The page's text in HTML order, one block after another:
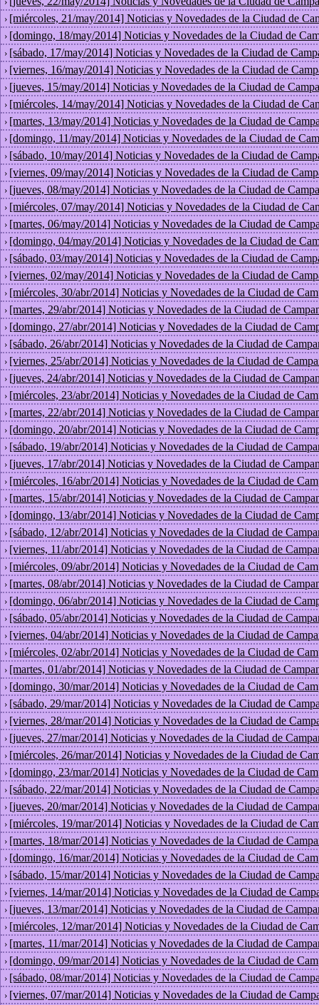
› [miércoles, 21/may/2014] Noticias y Novedades de la Ciudad de
› [domingo, 18/may/2014] Noticias y Novedades de la Ciudad de
› [sábado, 17/may/2014] Noticias y Novedades de la Ciudad de
› [viernes, 16/may/2014] Noticias y Novedades de la Ciudad de
› [jueves, 15/may/2014] Noticias y Novedades de la Ciudad de
› [miércoles, 14/may/2014] Noticias y Novedades de la Ciudad de
› [martes, 13/may/2014] Noticias y Novedades de la Ciudad de
› [domingo, 11/may/2014] Noticias y Novedades de la Ciudad de
› [sábado, 10/may/2014] Noticias y Novedades de la Ciudad de
› [viernes, 09/may/2014] Noticias y Novedades de la Ciudad de
› [jueves, 08/may/2014] Noticias y Novedades de la Ciudad de
› [miércoles, 07/may/2014] Noticias y Novedades de la Ciudad de
› [martes, 06/may/2014] Noticias y Novedades de la Ciudad de
› [domingo, 04/may/2014] Noticias y Novedades de la Ciudad de
› [sábado, 03/may/2014] Noticias y Novedades de la Ciudad de
› [viernes, 02/may/2014] Noticias y Novedades de la Ciudad de
› [miércoles, 30/abr/2014] Noticias y Novedades de la Ciudad de
› [martes, 29/abr/2014] Noticias y Novedades de la Ciudad de
› [domingo, 27/abr/2014] Noticias y Novedades de la Ciudad de
› [sábado, 26/abr/2014] Noticias y Novedades de la Ciudad de
› [viernes, 25/abr/2014] Noticias y Novedades de la Ciudad de
› [jueves, 24/abr/2014] Noticias y Novedades de la Ciudad de
› [miércoles, 23/abr/2014] Noticias y Novedades de la Ciudad de
› [martes, 22/abr/2014] Noticias y Novedades de la Ciudad de
› [domingo, 20/abr/2014] Noticias y Novedades de la Ciudad de
› [sábado, 19/abr/2014] Noticias y Novedades de la Ciudad de
› [jueves, 17/abr/2014] Noticias y Novedades de la Ciudad de
› [miércoles, 16/abr/2014] Noticias y Novedades de la Ciudad de
› [martes, 15/abr/2014] Noticias y Novedades de la Ciudad de
› [domingo, 13/abr/2014] Noticias y Novedades de la Ciudad de
› [sábado, 12/abr/2014] Noticias y Novedades de la Ciudad de
› [viernes, 11/abr/2014] Noticias y Novedades de la Ciudad de
› [miércoles, 09/abr/2014] Noticias y Novedades de la Ciudad de
› [martes, 08/abr/2014] Noticias y Novedades de la Ciudad de
› [domingo, 06/abr/2014] Noticias y Novedades de la Ciudad de
› [sábado, 05/abr/2014] Noticias y Novedades de la Ciudad de
› [viernes, 04/abr/2014] Noticias y Novedades de la Ciudad de
› [miércoles, 02/abr/2014] Noticias y Novedades de la Ciudad de
› [martes, 01/abr/2014] Noticias y Novedades de la Ciudad de
› [domingo, 30/mar/2014] Noticias y Novedades de la Ciudad de
› [sábado, 29/mar/2014] Noticias y Novedades de la Ciudad de
› [viernes, 28/mar/2014] Noticias y Novedades de la Ciudad de
› [jueves, 27/mar/2014] Noticias y Novedades de la Ciudad de
› [miércoles, 26/mar/2014] Noticias y Novedades de la Ciudad de
› [domingo, 23/mar/2014] Noticias y Novedades de la Ciudad de
› [sábado, 22/mar/2014] Noticias y Novedades de la Ciudad de
› [jueves, 20/mar/2014] Noticias y Novedades de la Ciudad de
› [miércoles, 19/mar/2014] Noticias y Novedades de la Ciudad de
› [martes, 18/mar/2014] Noticias y Novedades de la Ciudad de
› [domingo, 16/mar/2014] Noticias y Novedades de la Ciudad de
› [sábado, 15/mar/2014] Noticias y Novedades de la Ciudad de
› [viernes, 14/mar/2014] Noticias y Novedades de la Ciudad de
› [jueves, 13/mar/2014] Noticias y Novedades de la Ciudad de
› [miércoles, 12/mar/2014] Noticias y Novedades de la Ciudad de
› [martes, 11/mar/2014] Noticias y Novedades de la Ciudad de
› [domingo, 09/mar/2014] Noticias y Novedades de la Ciudad de
› [sábado, 08/mar/2014] Noticias y Novedades de la Ciudad de
› [viernes, 07/mar/2014] Noticias y Novedades de la Ciudad de